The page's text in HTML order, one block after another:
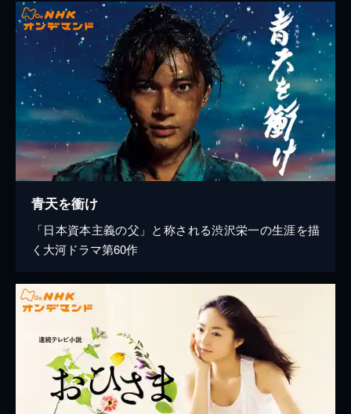
青天を衝け
「日本資本主義の父」と称される渋沢栄一の生涯を描
く大河ドラマ第60作